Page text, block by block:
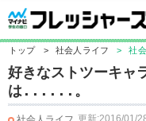
トップ > 社会人ライフ > 社
好きなストツーキャ
は......。
更新:2016/01/